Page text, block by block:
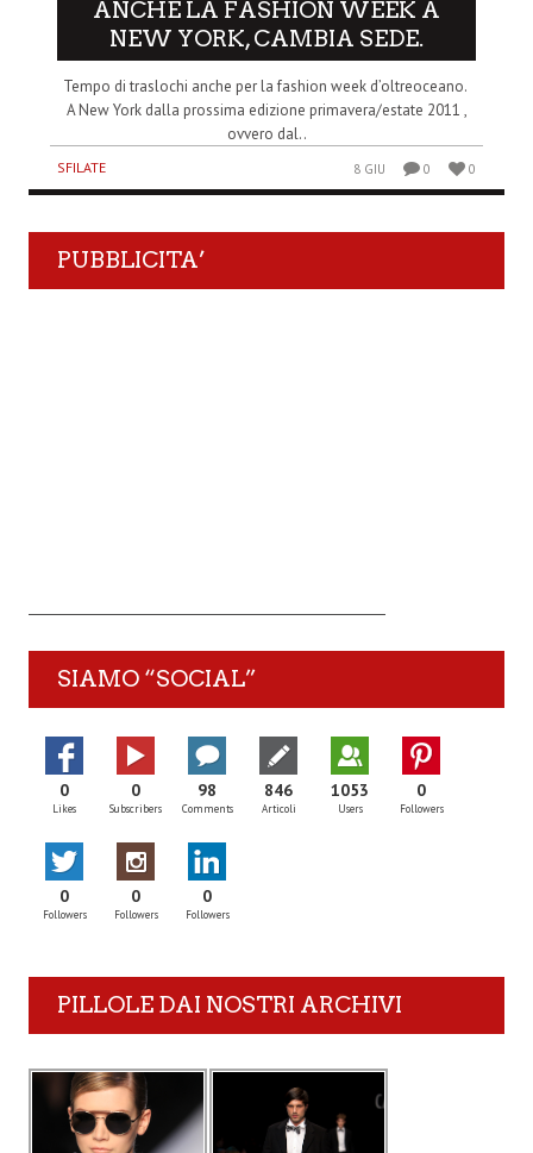
ANCHE LA FASHION WEEK A
NEW YORK, CAMBIA SEDE.
Tempo di traslochi anche per la fashion week d’oltreoceano.
A New York dalla prossima edizione primavera/estate 2011 ,
ovvero dal..
SFILATE 8 GIU 0 0
PUBBLICITA’
SIAMO “SOCIAL”
0
Likes
0
Subscribers
98
Comments
846
Articoli
1053
Users
0
Followers
0
Followers
0
Followers
0
Followers
PILLOLE DAI NOSTRI ARCHIVI